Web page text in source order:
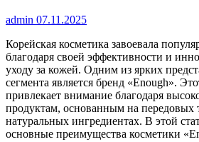
admin 07.11.2025
Корейская косметика завоевала
благодаря своей эффективности и
уходу за кожей. Одним из ярких
сегмента является бренд «Enough».
привлекает внимание благодаря
продуктам, основанным на передовых
натуральных ингредиентах. В этой
основные преимущества косметики